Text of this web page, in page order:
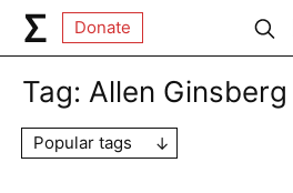
Donate
Tag: Allen Ginsberg
Popular tags